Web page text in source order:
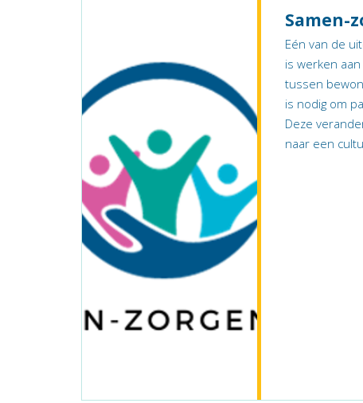
Samen-
Eén van de
is werken
tussen
is nodig om
Deze
naar een